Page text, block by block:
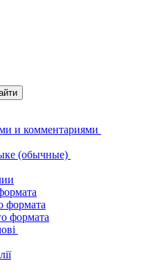
и комментариями
(обычные)
формата
формата